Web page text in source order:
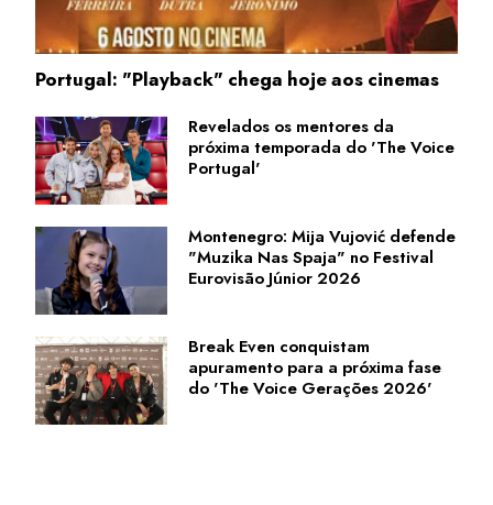
Portugal: "Playback" chega hoje aos cinemas
Revelados os mentores da
próxima temporada do 'The Voice
Portugal'
Montenegro: Mija Vujović defende
"Muzika Nas Spaja" no Festival
Eurovisão Júnior 2026
Break Even conquistam
apuramento para a próxima fase
do 'The Voice Gerações 2026'